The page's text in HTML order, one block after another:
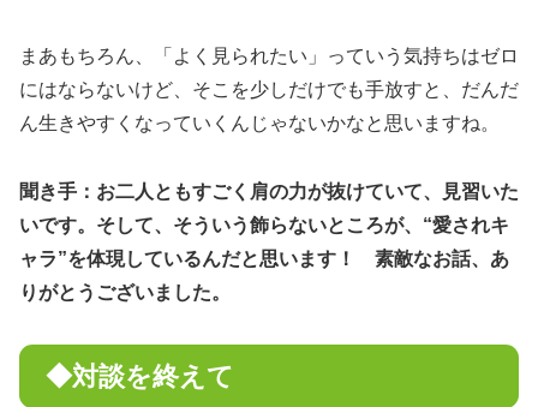
まあもちろん、「よく見られたい」っていう気持ちはゼロ
にはならないけど、そこを少しだけでも手放すと、だんだ
ん生きやすくなっていくんじゃないかなと思いますね。
聞き手：お二人ともすごく肩の力が抜けていて、見習いた
いです。そして、そういう飾らないところが、“愛されキ
ャラ”を体現しているんだと思います！ 素敵なお話、あ
りがとうございました。
◆対談を終えて